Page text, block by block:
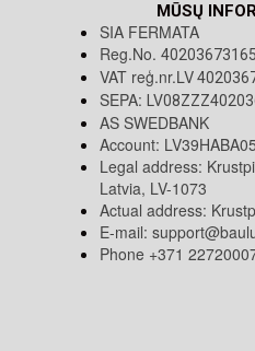
MŪSŲ
SIA FERMATA
Reg.No. 40203673165
VAT reģ.nr.LV
SEPA:
AS SWEDBANK
Account:
Legal address:
Latvia, LV-1073
Actual address:
E-mail:
Phone +371